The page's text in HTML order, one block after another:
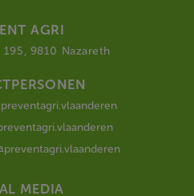
AGRI
195, 9810 Nazareth
MEDIA